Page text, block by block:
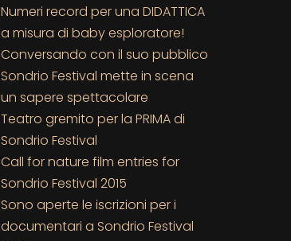
Numeri record per una DIDATTICA
a misura di baby esploratore!
Conversando con il suo pubblico
Sondrio Festival mette in scena
un sapere spettacolare
Teatro gremito per la PRIMA di
Sondrio Festival
Call for nature film entries for
Sondrio Festival 2015
Sono aperte le iscrizioni per i
documentari a Sondrio Festival